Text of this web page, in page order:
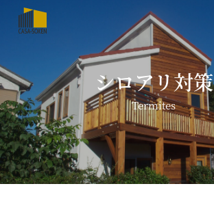
シロアリ対策
Termites